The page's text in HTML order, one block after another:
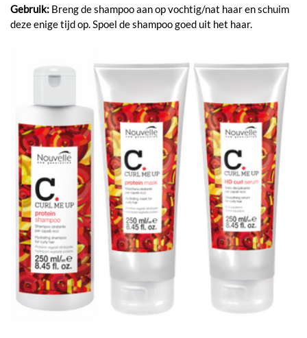
Gebruik: Breng de shampoo aan op vochtig/nat haar en schuim
deze enige tijd op. Spoel de shampoo goed uit het haar.